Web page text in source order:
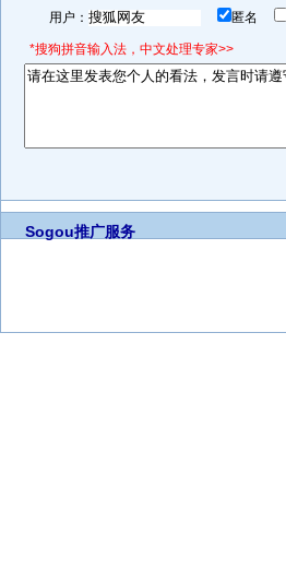
用户： 匿名
*搜狗拼音输入法，中文处理专家>>
Sogou推广服务